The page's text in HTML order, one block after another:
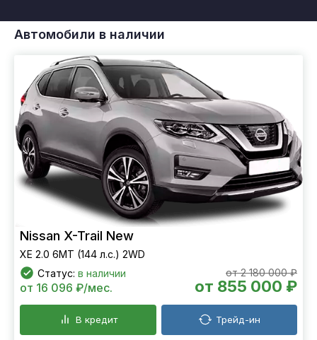
Автомобили в наличии
Nissan X-Trail New
XE 2.0 6МТ (144 л.с.) 2WD
Статус: в наличии от 2 180 000 ₽
от 855 000 ₽
от 16 096 ₽/мес.
В кредит Трейд-ин